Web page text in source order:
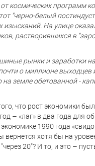
космических программ
"черно-белый
изысканий. На улице
растворившихся в
рынки и заработки
о миллионе выходцев
земле обетованной -
что рост экономики
– «лаг» в два года для
1990 года
вернется хотя бы на
20"? И то, и это –